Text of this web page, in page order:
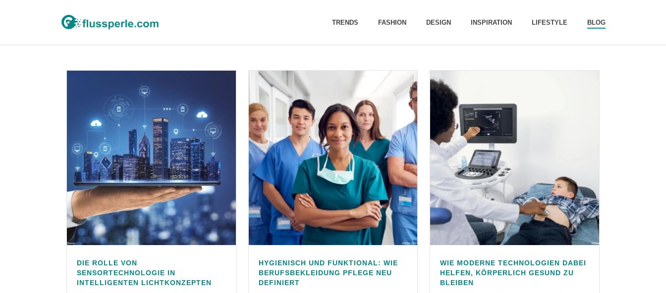
TRENDS FASHION DESIGN INSPIRATION LIFESTYLE BLOG
DIE ROLLE VON
SENSORTECHNOLOGIE IN
INTELLIGENTEN LICHTKONZEPTEN
HYGIENISCH UND FUNKTIONAL: WIE
BERUFSBEKLEIDUNG PFLEGE NEU
DEFINIERT
WIE MODERNE TECHNOLOGIEN DABEI
HELFEN, KÖRPERLICH GESUND ZU
BLEIBEN